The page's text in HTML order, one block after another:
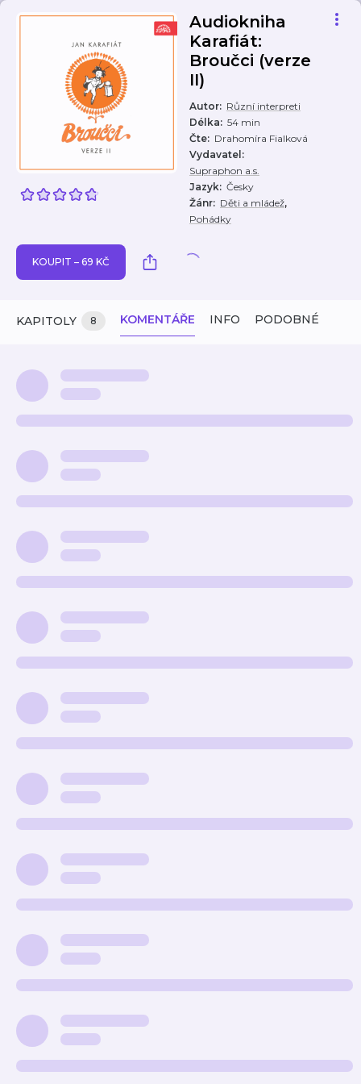
Audiokniha
Karafiát:
Broučci (verze
II)
Autor: Různí interpreti
Délka: 54 min
Čte: Drahomíra Fialková
Vydavatel :
Supraphon a.s.
Jazyk: Česky
Žánr: Děti a mládež,
Pohádky
KOUPIT – 69 KČ
KAPITOLY 8 KOMENTÁŘE INFO PODOBNÉ